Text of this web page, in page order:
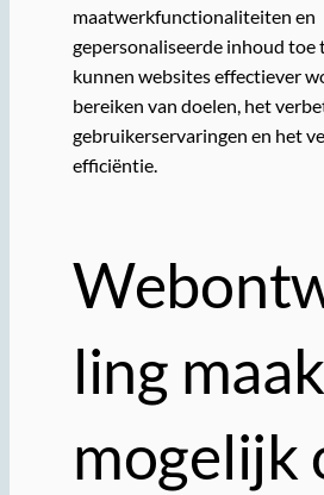
maatwerkfunctionaliteiten en
gepersonaliseerde inhoud toe
kunnen websites effectiever
bereiken van doelen, het
gebruikerservaringen en het
efficiëntie.
ling
mogelijk